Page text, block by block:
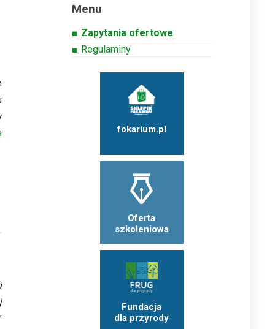
Menu
Zapytania ofertowe
Regulaminy
fokarium.pl
Oferta
szkoleniowa
Fundacja
dla przyrody